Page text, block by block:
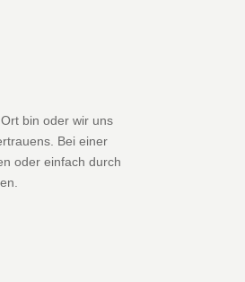
bin oder wir uns
Bei einer
oder einfach durch